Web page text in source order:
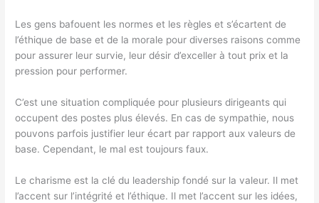
Les gens bafouent les normes et les règles et s’écartent de
l’éthique de base et de la morale pour diverses raisons comme
pour assurer leur survie, leur désir d’exceller à tout prix et la
pression pour performer.
C’est une situation compliquée pour plusieurs dirigeants qui
occupent des postes plus élevés. En cas de sympathie, nous
pouvons parfois justifier leur écart par rapport aux valeurs de
base. Cependant, le mal est toujours faux.
Le charisme est la clé du leadership fondé sur la valeur. Il met
l’accent sur l’intégrité et l’éthique. Il met l’accent sur les idées,